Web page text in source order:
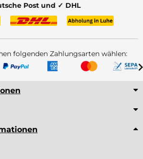
Post und ✓ DHL
folgenden Zahlungsarten wählen: